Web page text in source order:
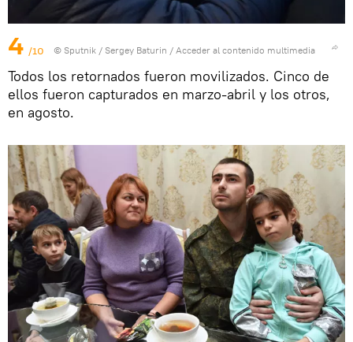
4 /10 © Sputnik / Sergey Baturin / Acceder al contenido multimedia
Todos los retornados fueron movilizados. Cinco de
ellos fueron capturados en marzo-abril y los otros,
en agosto.